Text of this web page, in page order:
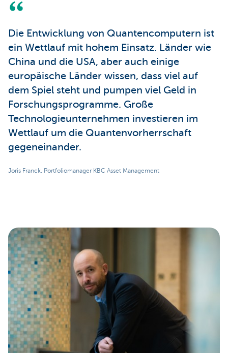
Die Entwicklung von Quantencomputern ist
ein Wettlauf mit hohem Einsatz. Länder wie
China und die USA, aber auch einige
europäische Länder wissen, dass viel auf
dem Spiel steht und pumpen viel Geld in
Forschungsprogramme. Große
Technologieunternehmen investieren im
Wettlauf um die Quantenvorherrschaft
gegeneinander.
Joris Franck, Portfoliomanager KBC Asset Management